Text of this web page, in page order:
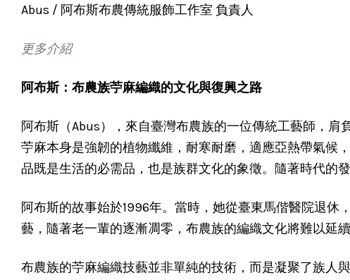
Abus / 阿布斯布農傳統服飾工作室 負責人
更多介紹
阿布斯：布農族苧麻編織的文化與復興之路
阿布斯（Abus），來自臺灣布農族的一位傳統工藝師，
苧麻本身是強韌的植物纖維，耐寒耐磨，適應亞熱帶氣候
品既是生活的必需品，也是族群文化的象徵。隨著時代的
阿布斯的故事始於1996年。當時，她從臺東馬偕醫院退
藝，隨著老一輩的逐漸凋零，布農族的編織文化將難以延
布農族的苧麻編織技藝並非單純的技術，而是凝聚了族人